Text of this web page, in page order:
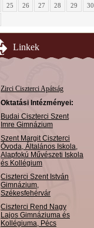
25 26 27 28 29
30
Linkek
Zirci Ciszterci Apátság
Oktatási Intézményei:
Budai Ciszterci Szent
Imre Gimnázium
Szent Margit Ciszterci
Óvoda, Általános Iskola,
Alapfokú Művészeti Iskola
és Kollégium
Ciszterci Szent István
Gimnázium,
Székesfehérvár
Ciszterci Rend Nagy
Lajos Gimnáziuma és
Kollégiuma, Pécs